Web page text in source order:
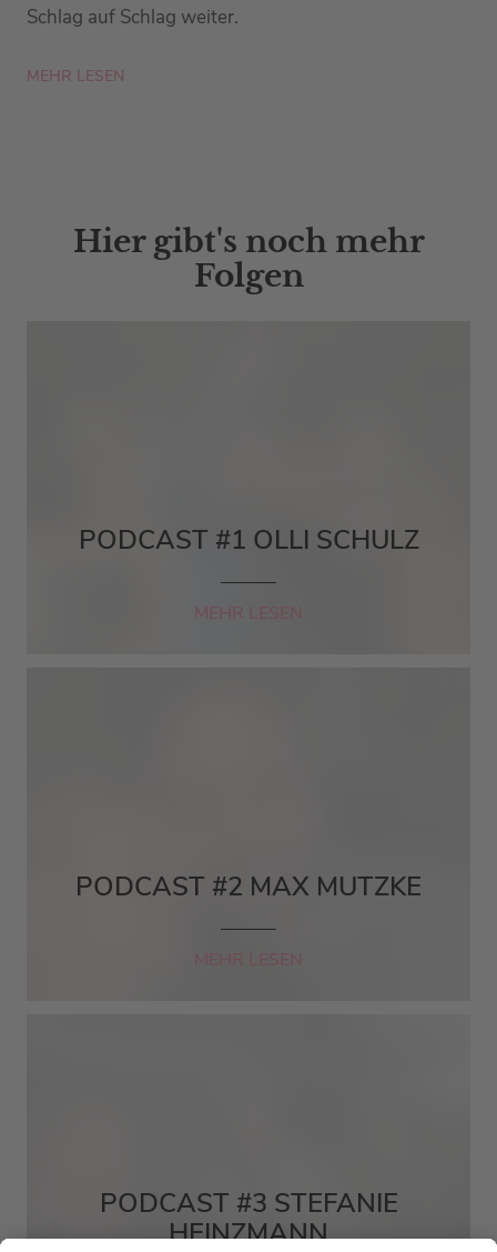
Schlag auf Schlag weiter.
MEHR LESEN
Hier gibt's noch mehr
Folgen
PODCAST #1 OLLI SCHULZ
MEHR LESEN
PODCAST #2 MAX MUTZKE
PODCAST #3 STEFANIE
HEINZMANN